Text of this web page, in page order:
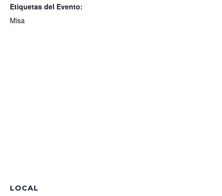
Etiquetas del Evento:
Misa
LOCAL